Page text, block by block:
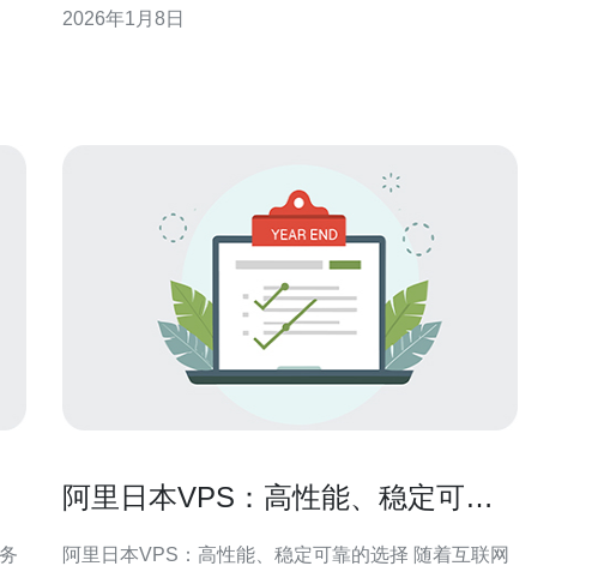
务。 动态VPS的市场现状 在日本，动态VPS的需求逐
2026年1月8日
阿里日本VPS：高性能、稳定可靠
阿里日本VPS：高性能、稳定可靠的选择 随着互联网